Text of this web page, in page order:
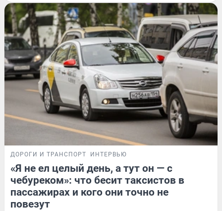
ДОРОГИ И ТРАНСПОРТ ИНТЕРВЬЮ
«Я не ел целый день, а тут он — с
чебуреком»: что бесит таксистов в
пассажирах и кого они точно не
повезут